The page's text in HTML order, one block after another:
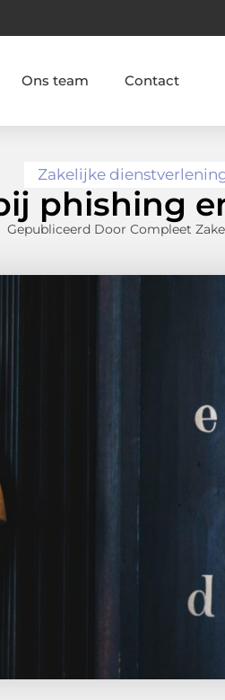
Ons team Contact
Zakelijke
phishing
Gepubliceerd Door Compleet